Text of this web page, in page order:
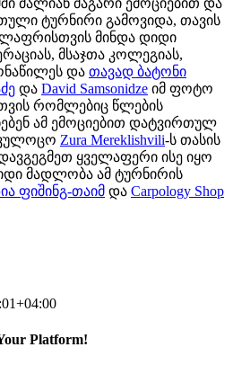
ძალიან მაგარი ემოციებით და
ტურნირი გამოვიდა, თავის
მინდა დიდი
მსაჯთა კოლეგიას,
და თავად ბატონი
და David Samsonidze იმ ფოტო
რომლებიც წლების
ამ ემოციებით დატვირთულ
Zura Mereklishvili-ს თასის
ყველაფერი ისე იყო
მადლობა ამ ტურნირის
ფიშინგ-თაიმ და Carpology Shop
Platform!